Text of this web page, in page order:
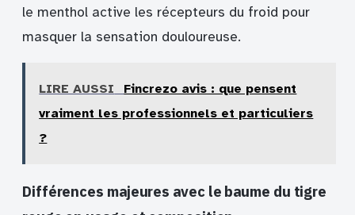
le menthol active les récepteurs du froid pour
masquer la sensation douloureuse.
LIRE AUSSI
Fincrezo avis : que pensent
vraiment les professionnels et particuliers
?
Différences majeures avec le baume du tigre